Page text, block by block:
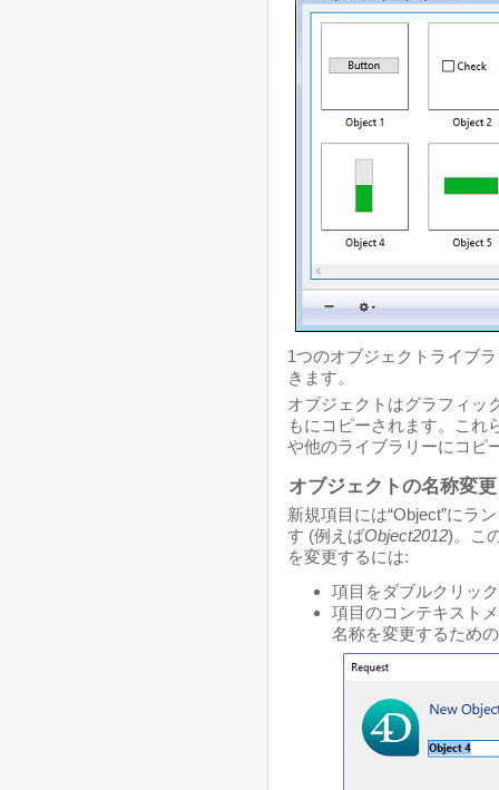
1つのオブジェクトライブ
きます。
オブジェクトはグラフィッ
もにコピーされます。これ
や他のライブラリーにコピ
オブジェクトの名称変更
新規項目には“Object”にラ
す (例えばObject2012)。こ
を変更するには:
項目をダブルクリッ
項目のコンテキスト
名称を変更するため